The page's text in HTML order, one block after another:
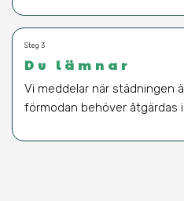
Steg 3
Du lämnar
Vi meddelar när städningen
förmodan behöver åtgärdas